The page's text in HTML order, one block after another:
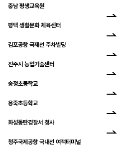
충남 평생교육원
평택 생활문화 체육센터
김포공항 국제선 주차빌딩
진주시 농업기술센터
송정초등학교
용죽초등학교
화성동탄경찰서 청사
청주국제공항 국내선 여객터미널